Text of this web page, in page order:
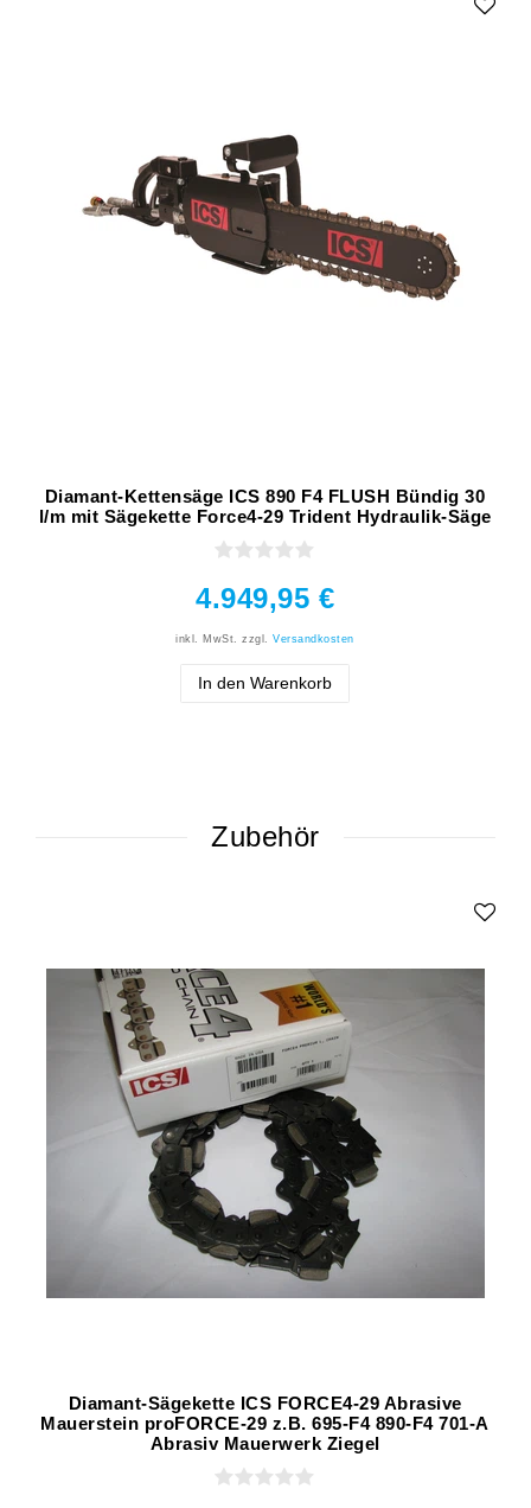
Diamant-Kettensäge ICS 890 F4 FLUSH Bündig 30
l/m mit Sägekette Force4-29 Trident Hydraulik-Säge
4.949,95 €
inkl. MwSt. zzgl.Versandkosten
In den Warenkorb
Zubehör
Diamant-Sägekette ICS FORCE4-29 Abrasive
Mauerstein proFORCE-29 z.B. 695-F4 890-F4 701-A
Abrasiv Mauerwerk Ziegel